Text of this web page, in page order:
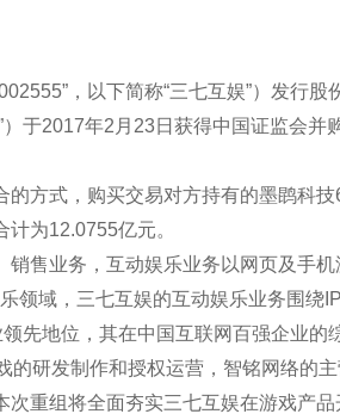
，以下简称“三七互娱”）发行股
于2017年2月23日获得中国证监会并
方式，购买交易对方持有的墨鹍科技
计为12.0755亿元。
售业务，互动娱乐业务以网页及手
领域，三七互娱的互动娱乐业务围绕
先地位，其在中国互联网百强企业的
研发制作和授权运营，智铭网络的
重组将全面夯实三七互娱在游戏产